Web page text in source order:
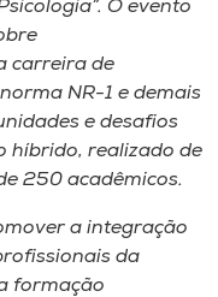
O evento
carreira de
NR-1 e demais
e desafios
híbrido, realizado de
250 acadêmicos.
a integração
da
formação